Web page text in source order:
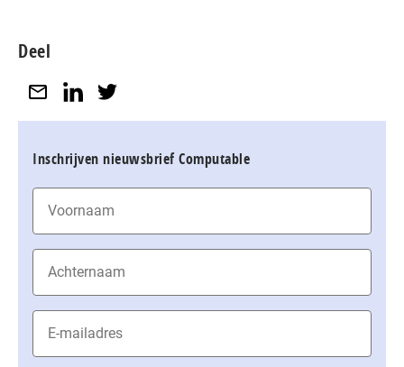
Deel
Inschrijven nieuwsbrief Computable